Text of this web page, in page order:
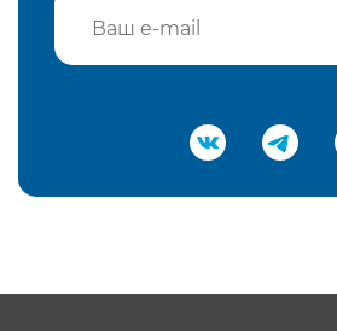
Подтвердить e-mail